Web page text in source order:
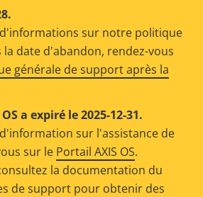
sur notre politique
la date d'abandon, rendez-vous
générale de support après la
a expiré le 2025-12-31.
sur l'assistance de
sur le Portail AXIS OS.
la documentation du
de support pour obtenir des